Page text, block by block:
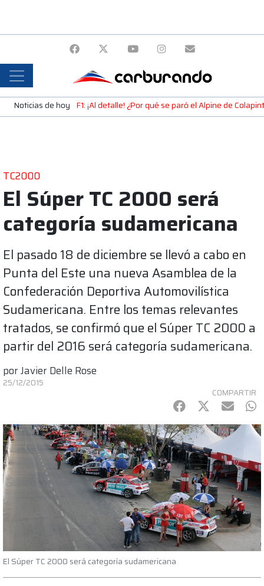
Noticias de hoy F1: ¡Al detalle! ¿Por qué se paró el Alpine de
TC2000
El Súper TC 2000 será
categoría sudamericana
El pasado 18 de diciembre se llevó a cabo en
Punta del Este una nueva Asamblea de la
Confederación Deportiva Automovilística
Sudamericana. Entre los temas relevantes
tratados, se confirmó que el Súper TC 2000 a
partir del 2016 será categoría sudamericana.
porJavier Delle Rose
25/12/2015
COMPARTIR
Facebook
Twitter
mail
El Súper TC 2000 será categoría sudamericana